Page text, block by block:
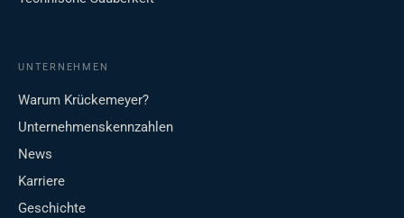
UNTERNEHMEN
Warum Krückemeyer?
Unternehmenskennzahlen
News
Karriere
Geschichte